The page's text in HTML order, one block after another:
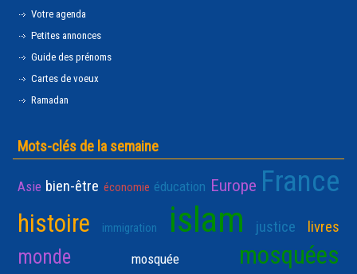
Votre agenda
Petites annonces
Guide des prénoms
Cartes de voeux
Ramadan
Mots-clés de la semaine
Asie bien-être économie éducation Europe France
histoire immigration islam justice livres
monde mosquée mosquées